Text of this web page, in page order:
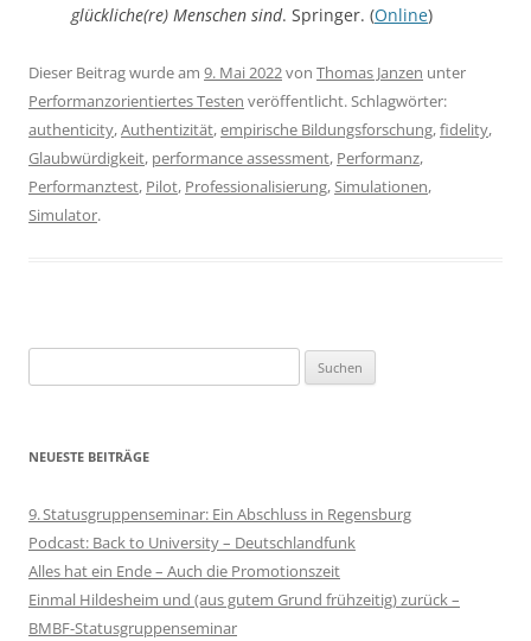
glückliche(re) Menschen sind. Springer. (Online)
Dieser Beitrag wurde am 9. Mai 2022von Thomas Janzen unter
Performanzorientiertes Testen veröffentlicht. Schlagwörter:
authenticity,Authentizität,empirische Bildungsforschung,fidelity,
Glaubwürdigkeit, performance assessment, Performanz,
Performanztest, Pilot, Professionalisierung,Simulationen,
Simulator.
nach:
NEUESTE BEITRÄGE
9. Statusgruppenseminar: Ein Abschluss in Regensburg
Podcast: Back to University – Deutschlandfunk
Alles hat ein Ende – Auch die Promotionszeit
Einmal Hildesheim und (aus gutem Grund frühzeitig) zurück –
BMBF-Statusgruppenseminar